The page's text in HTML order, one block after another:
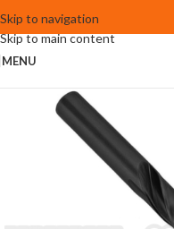
Skip to navigation
Skip to main content
MENU